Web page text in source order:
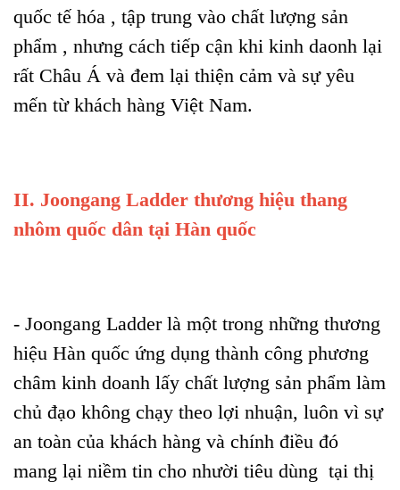
quốc tế hóa , tập trung vào chất lượng sản
phẩm , nhưng cách tiếp cận khi kinh daonh lại
rất Châu Á và đem lại thiện cảm và sự yêu
mến từ khách hàng Việt Nam.
II. Joongang Ladder thương hiệu thang
nhôm quốc dân tại Hàn quốc
- Joongang Ladder là một trong những thương
hiệu Hàn quốc ứng dụng thành công phương
châm kinh doanh lấy chất lượng sản phẩm làm
chủ đạo không chạy theo lợi nhuận, luôn vì sự
an toàn của khách hàng và chính điều đó
mang lại niềm tin cho nhười tiêu dùng tại thị